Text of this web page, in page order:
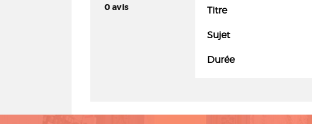
0avis Titre
Sujet
Durée